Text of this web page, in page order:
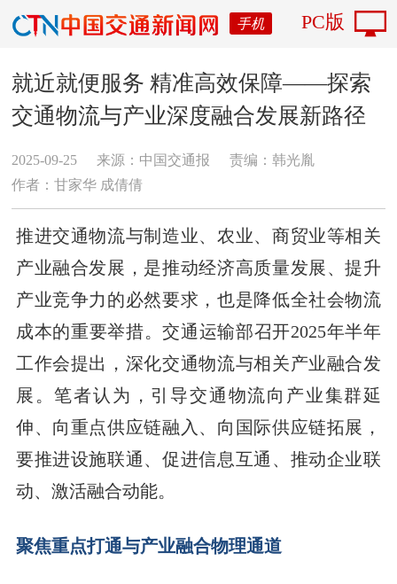
手机 PC版
就近就便服务 精准高效保障——探索
交通物流与产业深度融合发展新路径
2025-09-25 来源：中国交通报
责编：韩光胤
作者：甘家华 成倩倩
推进交通物流与制造业、农业、商贸业等相关
产业融合发展，是推动经济高质量发展、提升
产业竞争力的必然要求，也是降低全社会物流
成本的重要举措。交通运输部召开2025年半年
工作会提出，深化交通物流与相关产业融合发
展。笔者认为，引导交通物流向产业集群延
伸、向重点供应链融入、向国际供应链拓展，
要推进设施联通、促进信息互通、推动企业联
动、激活融合动能。
聚焦重点打通与产业融合物理通道